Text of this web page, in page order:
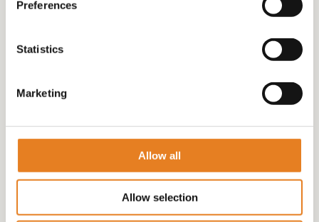
Preferences
Statistics
Marketing
Allow all
Allow selection
PARTY-BITES MEGADEAL!! WAANZINNIG VEEL EN